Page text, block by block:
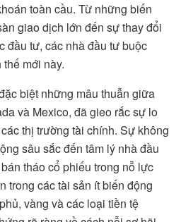
toàn cầu. Từ những biến
giao dịch lớn đến sự thay đổi
đầu tư, các nhà đầu tư buộc
mới này.
biệt những mâu thuẫn giữa
và Mexico, đã gieo rắc sự lo
thị trường tài chính. Sự không
sâu sắc đến tâm lý nhà đầu
tháo cổ phiếu trong nỗ lực
trong các tài sản ít biến động
vàng và các loại tiền tệ